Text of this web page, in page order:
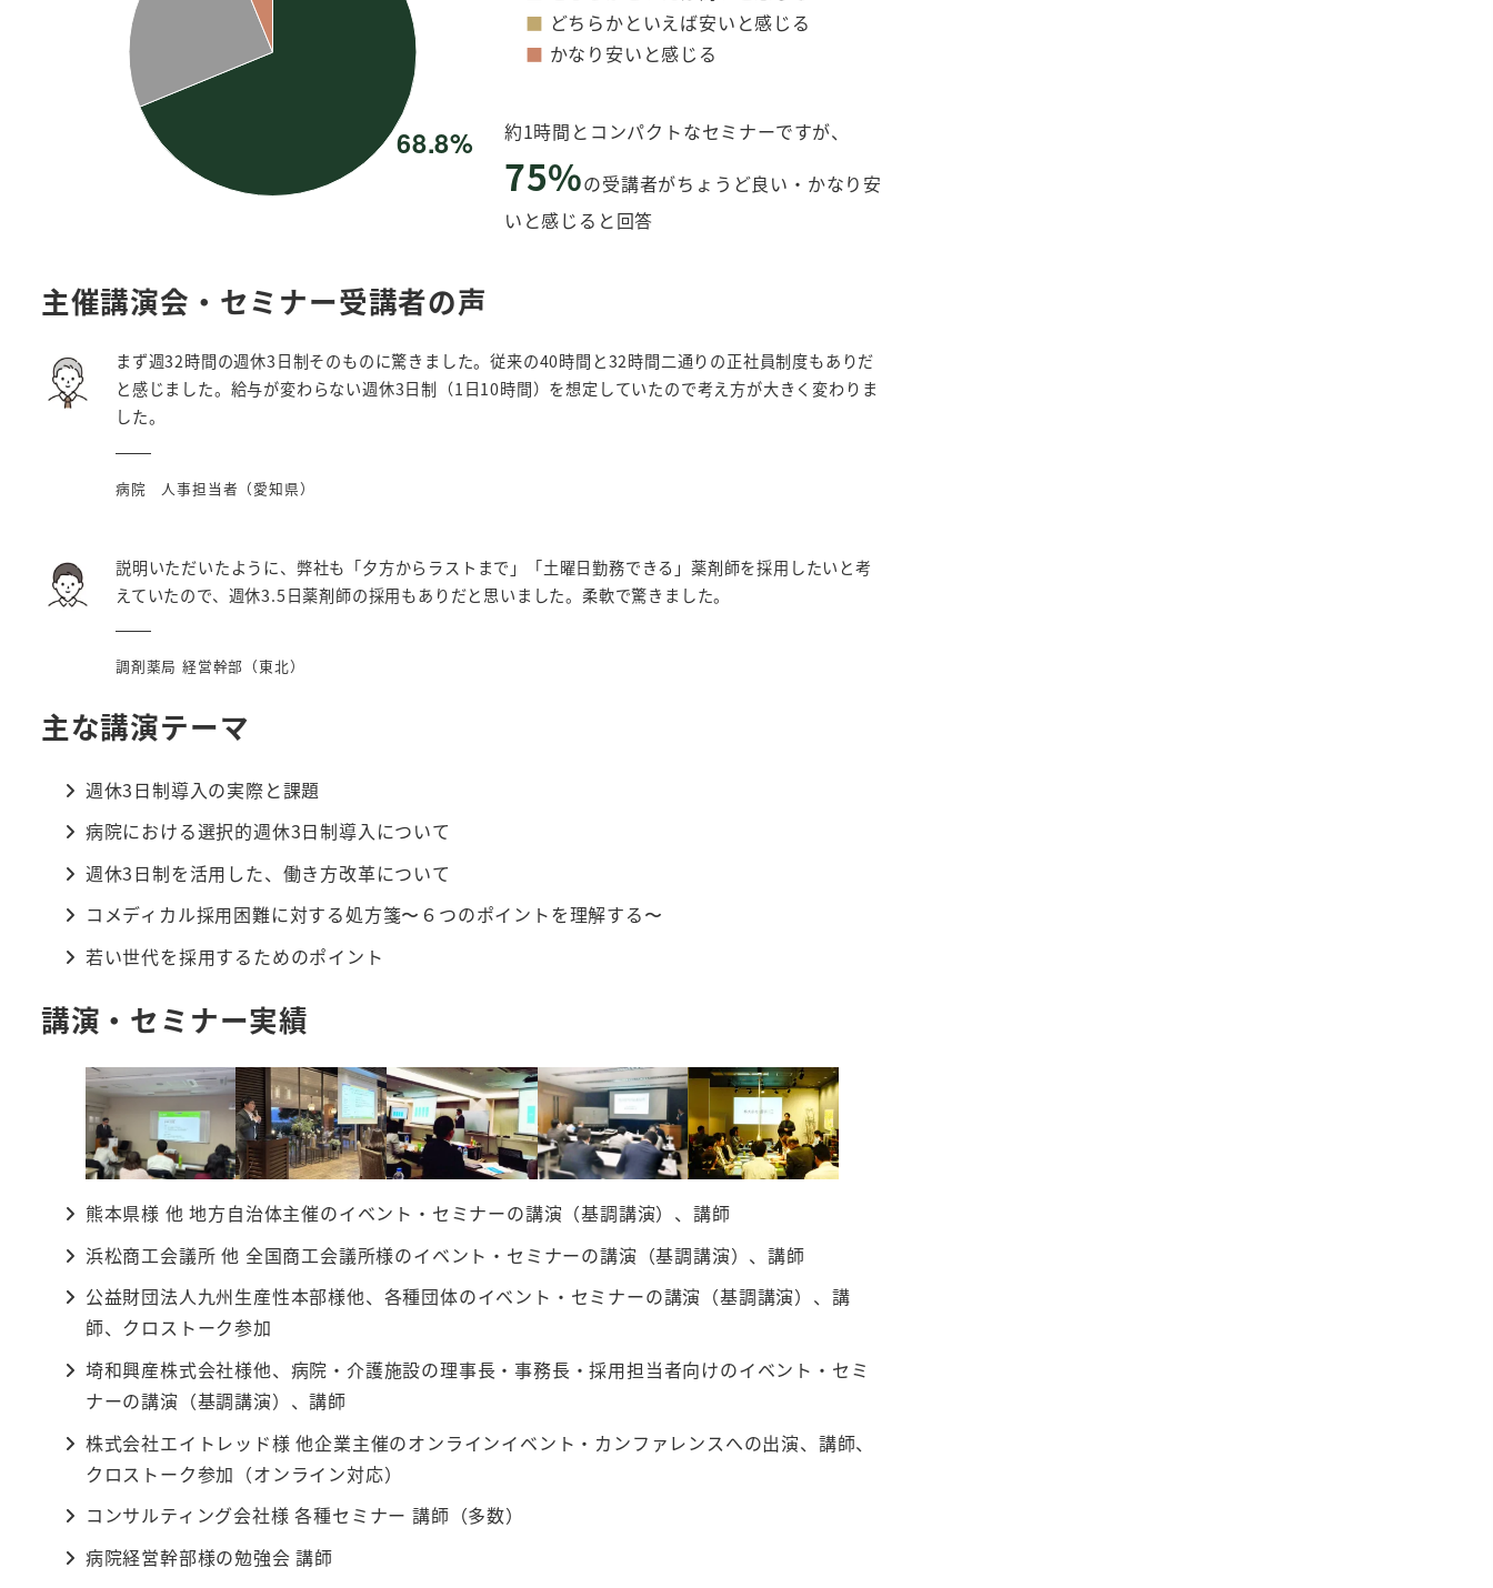
■ どちらかといえば安いと感じる
■ かなり安いと感じる
約1時間とコンパクトなセミナーですが、
75%の受講者がちょうど良い・かなり安
いと感じると回答
主催講演会・セミナー受講者の声
まず週32時間の週休3日制そのものに驚きました。従来の40時間と32時間二通りの正社員制度もありだ
と感じました。給与が変わらない週休3日制（1日10時間）を想定していたので考え方が大きく変わりま
した。
病院 人事担当者（愛知県）
説明いただいたように、弊社も「夕方からラストまで」「土曜日勤務できる」薬剤師を採用したいと考
えていたので、週休3.5日薬剤師の採用もありだと思いました。柔軟で驚きました。
調剤薬局 経営幹部（東北）
主な講演テーマ
週休3日制導入の実際と課題
病院における選択的週休3日制導入について
週休3日制を活用した、働き方改革について
コメディカル採用困難に対する処方箋〜６つのポイントを理解する〜
若い世代を採用するためのポイント
講演・セミナー実績
熊本県様 他 地方自治体主催のイベント・セミナーの講演（基調講演）、講師
浜松商工会議所 他 全国商工会議所様のイベント・セミナーの講演（基調講演）、講師
公益財団法人九州生産性本部様他、各種団体のイベント・セミナーの講演（基調講演）、講
師、クロストーク参加
埼和興産株式会社様他、病院・介護施設の理事長・事務長・採用担当者向けのイベント・セミ
ナーの講演（基調講演）、講師
株式会社エイトレッド様 他企業主催のオンラインイベント・カンファレンスへの出演、講師、
クロストーク参加（オンライン対応）
コンサルティング会社様 各種セミナー 講師（多数）
病院経営幹部様の勉強会 講師